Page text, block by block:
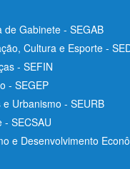
Gabinete - SEGAB
Cultura e Esporte -
- SEFIN
- SEGEP
Urbanismo - SEURB
- SECSAU
e Desenvolvimento